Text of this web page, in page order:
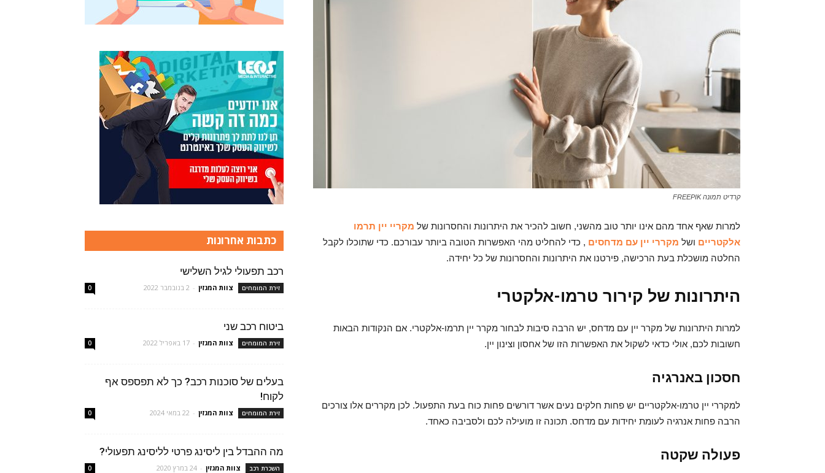
קרדיט תמונה FREEPIK
למרות שאף אחד מהם אינו יותר טוב מהשני, חשוב להכיר את היתרונות והחסרונות של מקריי יין תרמו
אלקטריים ושל מקררי יין עם מדחסים , כדי להחליט מהי האפשרות הטובה ביותר עבורכם. כדי שתוכלו לקבל
החלטה מושכלת בעת הרכישה, פירטנו את היתרונות והחסרונות של כל יחידה.
היתרונות של קירור טרמו-אלקטרי
למרות היתרונות של מקרר יין עם מדחס, יש הרבה סיבות לבחור מקרר יין תרמו-אלקטרי. אם הנקודות הבאות
חשובות לכם, אולי כדאי לשקול את האפשרות הזו של אחסון וצינון יין.
חסכון באנרגיה
למקררי יין טרמו-אלקטריים יש פחות חלקים נעים אשר דורשים פחות כוח בעת התפעול. לכן מקררים אלו צורכים
הרבה פחות אנרגיה לעומת יחידות עם מדחס. תכונה זו מועילה לכם ולסביבה כאחד.
פעולה שקטה
כתבות אחרונות
רכב תפעולי לגיל השלישי
זירת המומחים צוות המגזין - 2 בנובמבר 2022 0
ביטוח רכב שני
זירת המומחים צוות המגזין - 17 באפריל 2022 0
בעלים של סוכנות רכב? כך לא תפספס אף
לקוח!
זירת המומחים צוות המגזין - 22 במאי 2024 0
מה ההבדל בין ליסינג פרטי לליסינג תפעולי?
השכרת רכב צוות המגזין - 24 במרץ 2020 0